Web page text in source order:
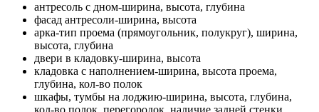
антресоль с дном-ширина, высота, глубина
фасад антресоли-ширина, высота
арка-тип проема (прямоугольник, полукруг), ширина,
высота, глубина
двери в кладовку-ширина, высота
кладовка с наполнением-ширина, высота проема,
глубина, кол-во полок
шкафы, тумбы на лоджию-ширина, высота, глубина,